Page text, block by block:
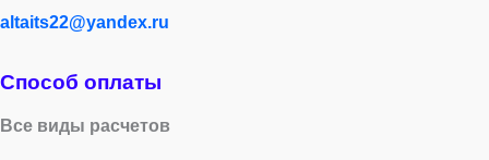
altaits22@yandex.ru
Способ оплаты
Все виды расчетов